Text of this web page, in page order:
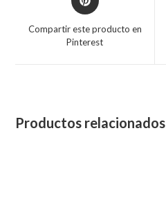
Compartir este producto en
Pinterest
Productos relacionados